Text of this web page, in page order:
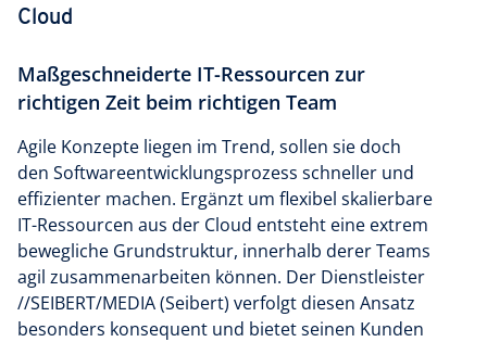
Cloud
Maßgeschneiderte IT-Ressourcen zur
richtigen Zeit beim richtigen Team
Agile Konzepte liegen im Trend, sollen sie doch
den Softwareentwicklungsprozess schneller und
effizienter machen. Ergänzt um flexibel skalierbare
IT-Ressourcen aus der Cloud entsteht eine extrem
bewegliche Grundstruktur, innerhalb derer Teams
agil zusammenarbeiten können. Der Dienstleister
//SEIBERT/MEDIA (Seibert) verfolgt diesen Ansatz
besonders konsequent und bietet seinen Kunden